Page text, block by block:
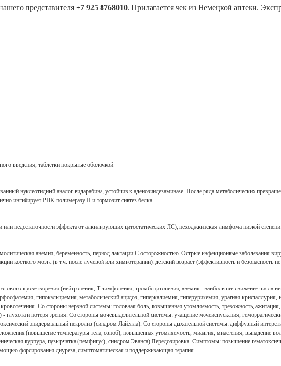
представителя +7 925 8768010. Прилагается чек из Немецкой аптеки.
введения, таблетки покрытые оболочкой
нуклеотидный аналог видарабина, устойчив к аденозиндезаминазе. После ряда метаболических
ингибирует РНК-полимеразу II и тормозит синтез белка.
недостаточности эффекта от алкилирующих цитостатических ЛС), неходжкинская лимфома низкой степени
анемия, беременность, период лактации.C осторожностью. Острые инфекционные заболевания
костного мозга (в т.ч. после лучевой или химиотерапии), детский возраст (эффективность и безопасность
кроветворения (нейтропения, T-лимфопения, тромбоцитопения, анемия - наибольшее снижение числа
гипокальциемия, метаболический ацидоз, гиперкалиемия, гиперурикемия, уратная
Со стороны нервной системы: головная боль, повышенная утомляемость, тревожность,
- глухота и потеря зрения. Со стороны мочевыделительной системы: учащение мочеиспускания,
эпидермальный некролиз (синдром Лайелла). Со стороны дыхательной системы: диффузный
(повышение температуры тела, озноб), повышенная утомляемость, миалгия, миастения, выпадение
пурпура, пузырчатка (пемфигус), синдром Эванса).Передозировка. Симптомы: повышение
форсирования диуреза, симптоматическая и поддерживающая терапия.